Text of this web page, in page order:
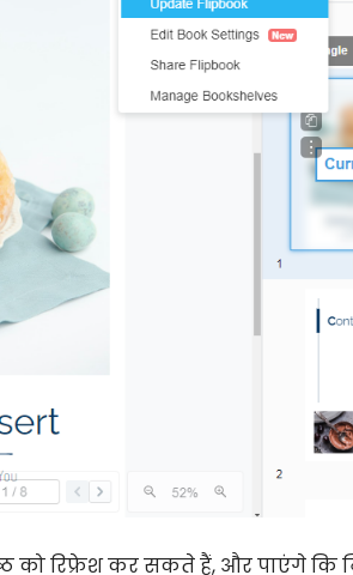
को रिफ्रेश कर सकते हैं, और पाएंगे कि